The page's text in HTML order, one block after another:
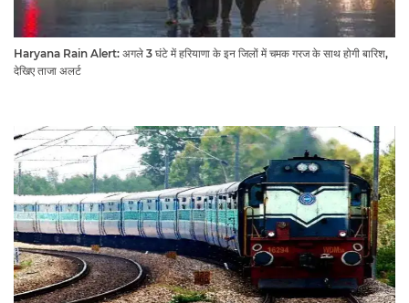
Haryana Rain Alert: अगले 3 घंटे में हरियाणा के इन जिलों में चमक गरज के साथ होगी बारिश,
देखिए ताजा अलर्ट